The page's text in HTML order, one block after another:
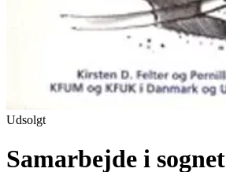
Udsolgt
Samarbejde i sognet